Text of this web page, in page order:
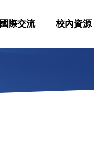
國際交流 校內資源